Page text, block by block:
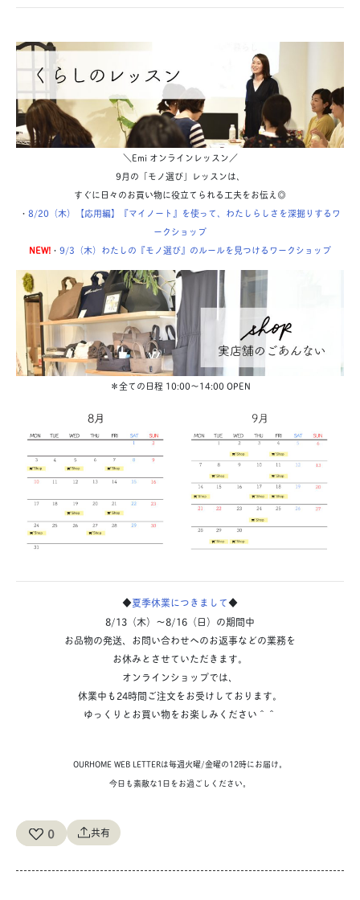
＼Emi オンラインレッスン／
9月の「モノ選び」レッスンは、
すぐに日々のお買い物に役立てられる工夫をお伝え◎
・ 8/20（木）【応用編】『マイノート』を使って、わたしらしさを深掘りするワ
ークショップ
NEW! ・ 9/3（木）わたしの『モノ選び』のルールを見つけるワークショップ
＊全ての日程 10:00〜14:00 OPEN
◆夏季休業につきまして◆
8/13（木）〜8/16（日）の期間中
お品物の発送、お問い合わせへのお返事などの業務を
お休みとさせていただきます。
オンラインショップでは、
休業中も24時間ご注文をお受けしております。
ゆっくりとお買い物をお楽しみください＾＾
OURHOME WEB LETTERは毎週火曜/金曜の12時にお届け。
今日も素敵な1日をお過ごしください。
0 共有